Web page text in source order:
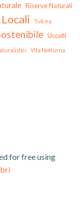
Riserve Naturali
Tulcea
Uccelli
Vita Notturna
for free using